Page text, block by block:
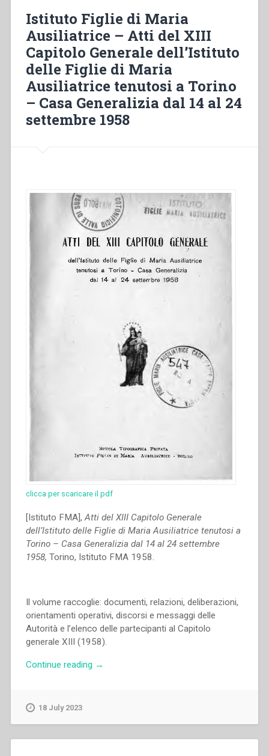
Istituto Figlie di Maria
Ausiliatrice – Atti del XIII
Capitolo Generale dell’Istituto
delle Figlie di Maria
Ausiliatrice tenutosi a Torino
– Casa Generalizia dal 14 al 24
settembre 1958
clicca per scaricare il pdf
[Istituto FMA],Atti del XIII Capitolo Generale
dell’Istituto delle Figlie di Maria Ausiliatrice tenutosi a
Torino – Casa Generalizia dal 14 al 24 settembre
1958, Torino, Istituto FMA 1958.
Il volume raccoglie: documenti, relazioni, deliberazioni,
orientamenti operativi, discorsi e messaggi delle
Autorità e l’elenco delle partecipanti al Capitolo
generale XIII (1958).
Continue reading “Istituto
→
18 July 2023